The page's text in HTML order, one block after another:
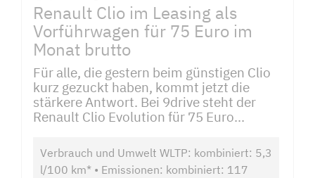
Renault Clio im Leasing als
Vorführwagen für 75 Euro im
Monat brutto
Für alle, die gestern beim günstigen Clio
kurz gezuckt haben, kommt jetzt die
stärkere Antwort. Bei 9drive steht der
Renault Clio Evolution für 75 Euro...
Verbrauch und Umwelt WLTP: kombiniert: 5,3
l/100 km* • Emissionen: kombiniert: 117